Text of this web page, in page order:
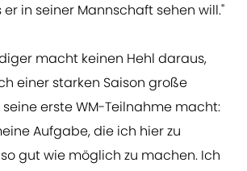
in seiner Mannschaft sehen will."
macht keinen Hehl daraus,
einer starken Saison große
erste WM-Teilnahme macht:
Aufgabe, die ich hier zu
gut wie möglich zu machen. Ich